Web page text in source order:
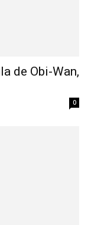
de Obi-Wan,
0